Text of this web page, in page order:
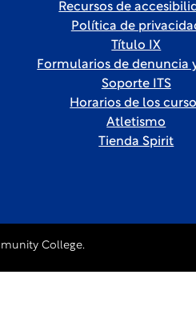
Recursos de
Política de
Título IX
Formularios de denuncia
Soporte ITS
Horarios de los
Atletismo
Tienda Spirit
College.